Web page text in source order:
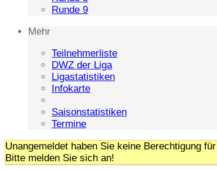
Runde 9
Mehr
Teilnehmerliste
DWZ der Liga
Ligastatistiken
Infokarte
Saisonstatistiken
Termine
Unangemeldet haben Sie keine Berechtigung
Bitte melden Sie sich an!